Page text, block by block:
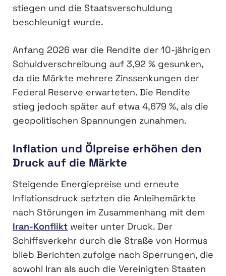
stiegen und die Staatsverschuldung
beschleunigt wurde.
Anfang 2026 war die Rendite der 10-jährigen
Schuldverschreibung auf 3,92 % gesunken,
da die Märkte mehrere Zinssenkungen der
Federal Reserve erwarteten. Die Rendite
stieg jedoch später auf etwa 4,679 %, als die
geopolitischen Spannungen zunahmen.
Inflation und Ölpreise erhöhen den
Druck auf die Märkte
Steigende Energiepreise und erneute
Inflationsdruck setzten die Anleihemärkte
nach Störungen im Zusammenhang mit dem
Iran-Konflikt weiter unter Druck. Der
Schiffsverkehr durch die Straße von Hormus
blieb Berichten zufolge nach Sperrungen, die
sowohl Iran als auch die Vereinigten Staaten